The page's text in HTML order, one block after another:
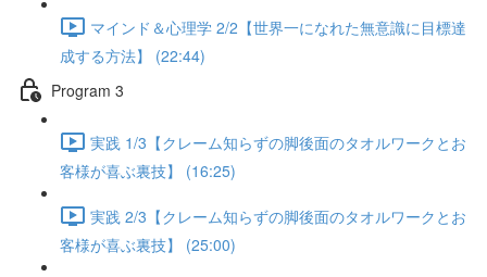
マインド＆心理学 2/2【世界一になれた無意識に目標達
成する方法】 (22:44)
Program 3
実践 1/3【クレーム知らずの脚後面のタオルワークとお
客様が喜ぶ裏技】 (16:25)
実践 2/3【クレーム知らずの脚後面のタオルワークとお
客様が喜ぶ裏技】 (25:00)